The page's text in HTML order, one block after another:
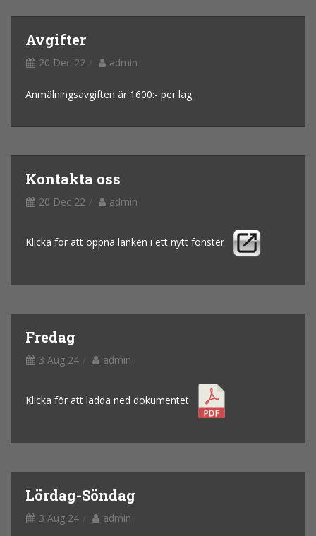
Avgifter
20 Dec 22 admin
Anmälningsavgiften är 1600:- per lag.
Kontakta oss
20 Dec 22 admin
Klicka för att öppna länken i ett nytt fönster
Fredag
3 Aug 24 admin
Klicka för att ladda ned dokumentet
Lördag-Söndag
3 Aug 24 admin